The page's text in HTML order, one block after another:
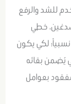
للشد والرفع
خطي
لكي يكون
يُضمن بقائه
بعوامل